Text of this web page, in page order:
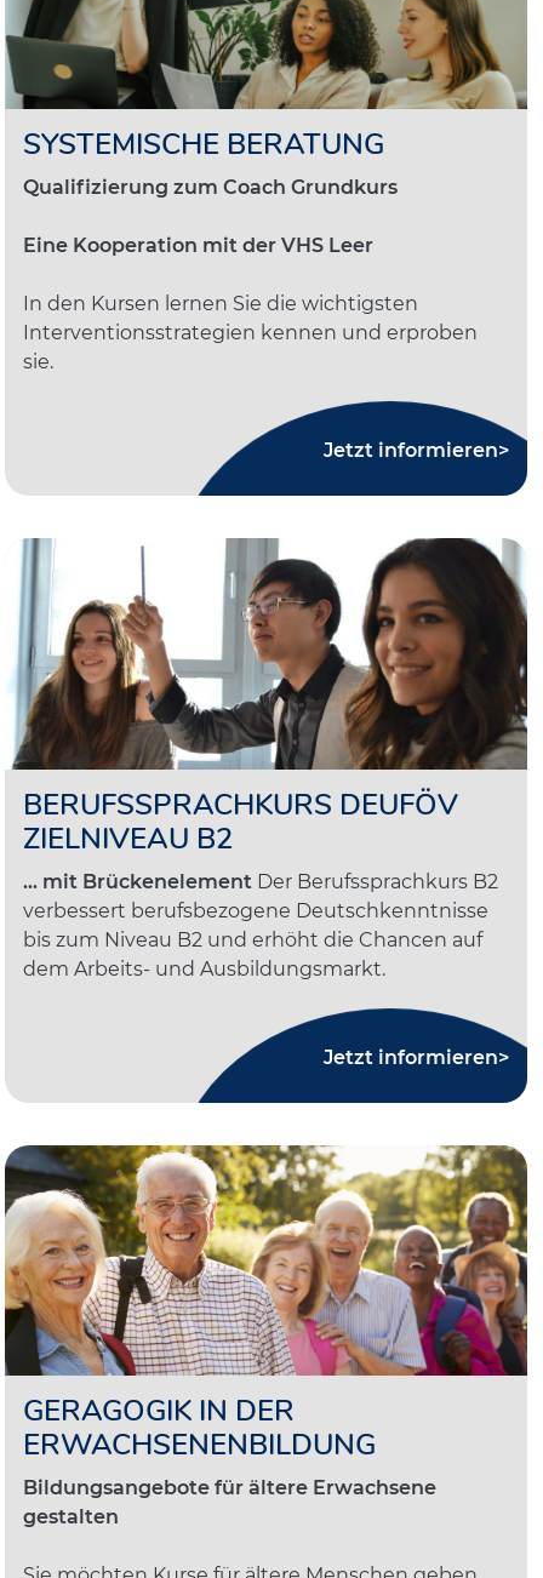
SYSTEMISCHE BERATUNG
Qualifizierung zum Coach Grundkurs
Eine Kooperation mit der VHS Leer
In den Kursen lernen Sie die wichtigsten
Interventionsstrategien kennen und erproben
sie.
Jetzt informieren>
BERUFSSPRACHKURS DEUFÖV
ZIELNIVEAU B2
... mit Brückenelement Der Berufssprachkurs B2
verbessert berufsbezogene Deutschkenntnisse
bis zum Niveau B2 und erhöht die Chancen auf
dem Arbeits- und Ausbildungsmarkt.
Jetzt informieren>
GERAGOGIK IN DER
ERWACHSENENBILDUNG
Bildungsangebote für ältere Erwachsene
gestalten